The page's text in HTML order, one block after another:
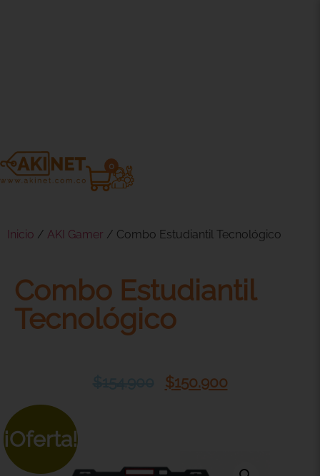
0
Inicio / AKI Gamer / Combo Estudiantil Tecnológico
Combo Estudiantil
Tecnológico
$150.900
¡Oferta!